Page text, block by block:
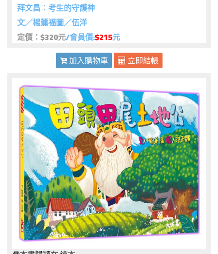
拜文昌：考生的守護神
文／楊蓮福圖／伍洋
定價：$320元/會員價:$215元
加入購物車
立即結帳